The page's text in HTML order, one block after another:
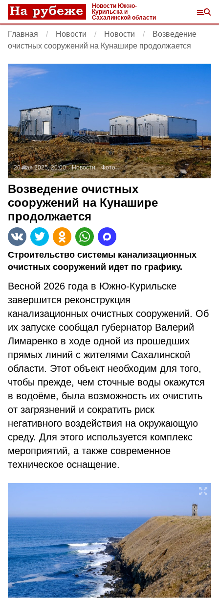
Новости Южно-
Курильска и
Сахалинской области
Главная Новости Новости
Возведение
очистных сооружений на Кунашире продолжается
20 мая 2025, 20:00 Новости Фото:
Возведение очистных
сооружений на Кунашире
продолжается
Строительство системы канализационных
очистных сооружений идет по графику.
Весной 2026 года в Южно-Курильске
завершится реконструкция
канализационных очистных сооружений. Об
их запуске сообщал губернатор Валерий
Лимаренко в ходе одной из прошедших
прямых линий с жителями Сахалинской
области. Этот объект необходим для того,
чтобы прежде, чем сточные воды окажутся
в водоёме, была возможность их очистить
от загрязнений и сократить риск
негативного воздействия на окружающую
среду. Для этого используется комплекс
мероприятий, а также современное
техническое оснащение.